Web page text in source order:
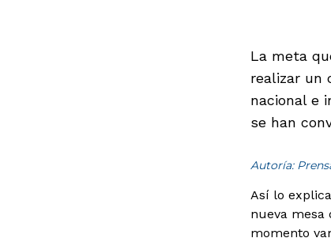
La meta
realizar un
nacional e
se han
Autoría:
Así lo
nueva mesa
momento